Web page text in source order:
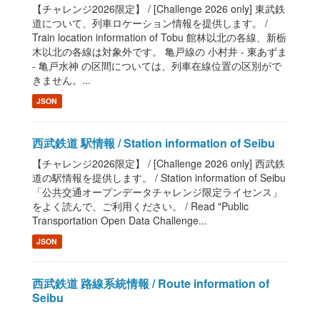
【チャレンジ2026限定】 / [Challenge 2026 only] 東武鉄
道について、列車ロケーション情報を提供します。 /
Train location information of Tobu 館林以北の各線、新栃
木以北の各線は対象外です。 亀戸線の 小村井 - 東あずま
- 亀戸水神 の区間については、列車在線位置の区別がで
きません。...
JSON
西武鉄道 駅情報 / Station information of Seibu
【チャレンジ2026限定】 / [Challenge 2026 only] 西武鉄
道の駅情報を提供します。 / Station information of Seibu
「公共交通オープンデータチャレンジ限定ライセンス」
をよく読んで、ご利用ください。 / Read "Public
Transportation Open Data Challenge...
JSON
西武鉄道 路線系統情報 / Route information of
Seibu